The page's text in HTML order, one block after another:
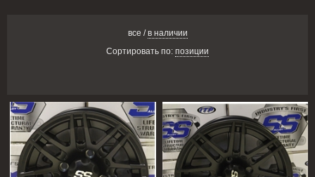
все /в наличии
Сортировать по: позиции